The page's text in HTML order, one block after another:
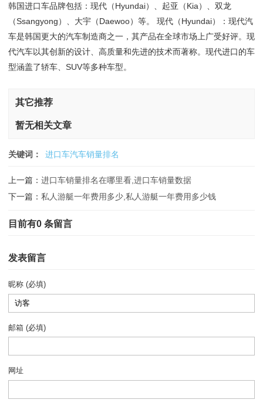
韩国进口车品牌包括：现代（Hyundai）、起亚（Kia）、双龙
（Ssangyong）、大宇（Daewoo）等。 现代（Hyundai）：现代汽
车是韩国更大的汽车制造商之一，其产品在全球市场上广受好评。现
代汽车以其创新的设计、高质量和先进的技术而著称。现代进口的车
型涵盖了轿车、SUV等多种车型。
其它推荐
暂无相关文章
关键词： 进口车汽车销量排名
上一篇： 进口车销量排名在哪里看,进口车销量数据
下一篇： 私人游艇一年费用多少,私人游艇一年费用多少钱
目前有0 条留言
发表留言
昵称 (必填)
邮箱 (必填)
网址